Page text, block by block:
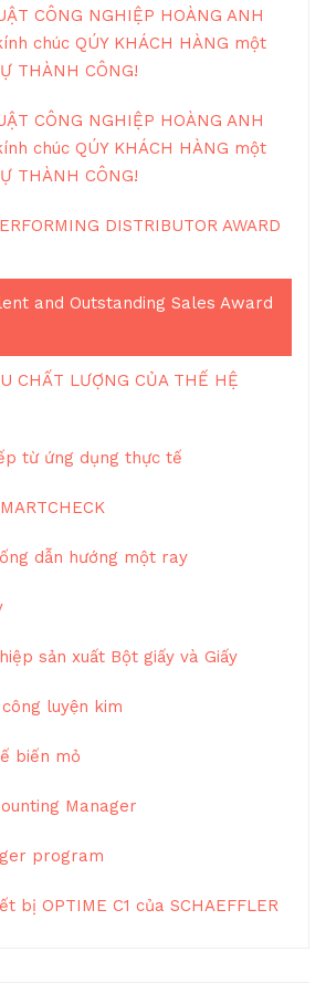
CÔNG NGHIỆP HOÀNG ANH
chúc QÚY KHÁCH HÀNG một
THÀNH CÔNG!
CÔNG NGHIỆP HOÀNG ANH
chúc QÚY KHÁCH HÀNG một
THÀNH CÔNG!
DISTRIBUTOR AWARD
and Outstanding Sales Award
CHẤT LƯỢNG CỦA THẾ HỆ
từ ứng dụng thực tế
dẫn hướng một ray
sản xuất Bột giấy và Giấy
luyện kim
biến mỏ
Manager
program
bị OPTIME C1 của SCHAEFFLER